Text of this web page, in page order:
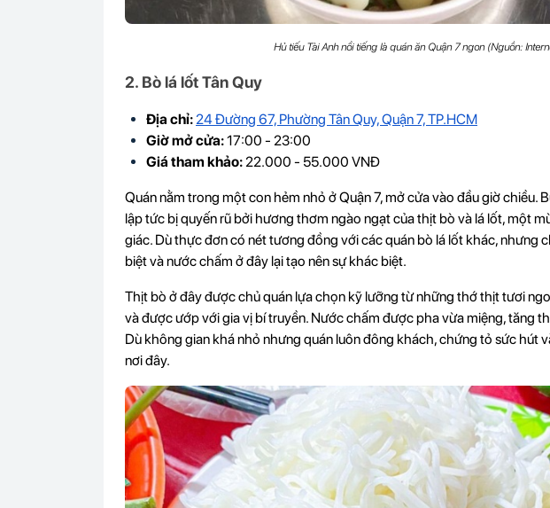
Hủ tiếu Tài Anh nổi tiếng là quán ăn Quận 7 ngon (Nguồn:
2. Bò lá lốt Tân Quy
Địa chỉ: 24 Đường 67, Phường Tân Quy, Quận 7, TP.HCM
Giờ mở cửa:17:00 - 23:00
Giá tham khảo: 22.000 - 55.000 VNĐ
Quán nằm trong một con hẻm nhỏ ở Quận 7, mở cửa vào đầu giờ chiều.
lập tức bị quyến rũ bởi hương thơm ngào ngạt của thịt bò và lá lốt, một
giác. Dù thực đơn có nét tương đồng với các quán bò lá lốt khác, nhưng
biệt và nước chấm ở đây lại tạo nên sự khác biệt.
Thịt bò ở đây được chủ quán lựa chọn kỹ lưỡng từ những thớ thịt tươi
và được ướp với gia vị bí truyền. Nước chấm được pha vừa miệng, tăng
Dù không gian khá nhỏ nhưng quán luôn đông khách, chứng tỏ sức hút
nơi đây.